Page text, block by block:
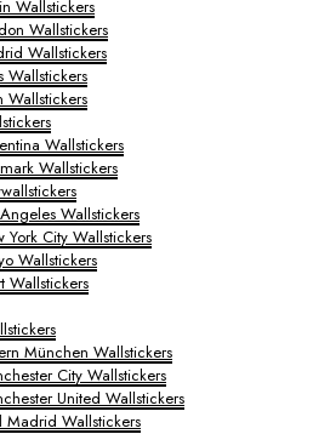
Wallstickers
Wallstickers
Wallstickers
Wallstickers
Wallstickers
Wallstickers
Wallstickers
Wallstickers
York City Wallstickers
Wallstickers
Wallstickers
München Wallstickers
City Wallstickers
United Wallstickers
Madrid Wallstickers